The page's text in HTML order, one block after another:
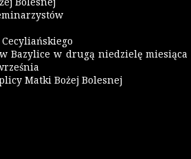
Bazylice w drugą niedzielę miesiąca
Matki Bożej Bolesnej